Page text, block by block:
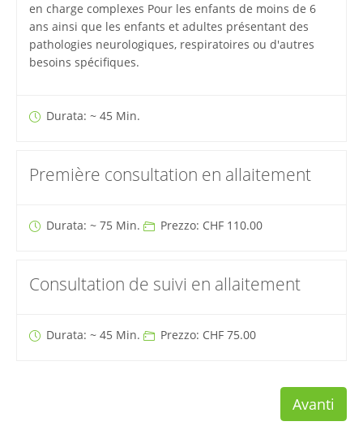
en charge complexes Pour les enfants de moins de 6
ans ainsi que les enfants et adultes présentant des
pathologies neurologiques, respiratoires ou d'autres
besoins spécifiques.
Durata: ~ 45 Min.
Première consultation en allaitement
Durata: ~ 75 Min. Prezzo: CHF 110.00
Consultation de suivi en allaitement
Durata: ~ 45 Min. Prezzo: CHF 75.00
Avanti